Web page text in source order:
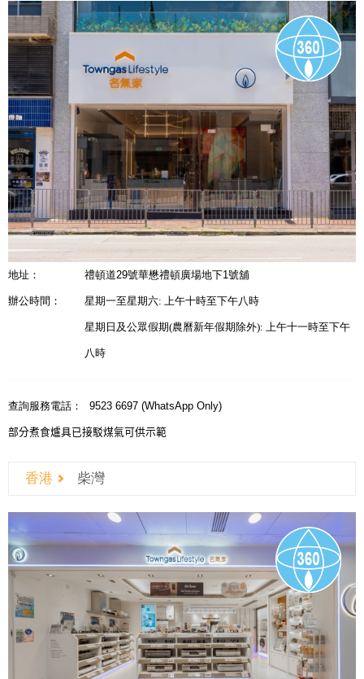
地址： 禮頓道29號華懋禮頓廣場地下1號舖
辦公時間： 星期一至星期六: 上午十時至下午八時
星期日及公眾假期(農曆新年假期除外): 上午十一時至下午
八時
查詢服務電話： 9523 6697 (WhatsApp Only)
部分煮食爐具已接駁煤氣可供示範
香港 柴灣